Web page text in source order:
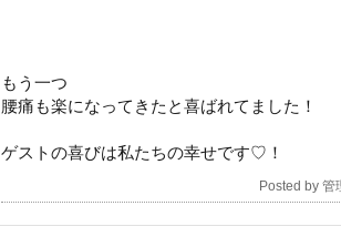
もう一つ
腰痛も楽になってきたと喜ばれてました！
ゲストの喜びは私たちの幸せです♡！
Posted by